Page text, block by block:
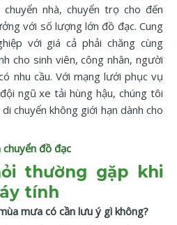
nhà, chuyển trọ cho đến
với số lượng lớn đồ đạc. Cung
với giá cả phải chăng cùng
cho sinh viên, công nhân, người
nhu cầu. Với mạng lưới phục vụ
ngũ xe tải hùng hậu, chúng tôi
chuyển không giới hạn dành cho
đồ đạc
thường gặp khi
tính
mưa có cần lưu ý gì không?